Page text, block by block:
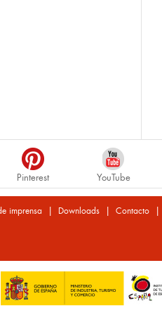
Pinterest YouTube
imprensa | Downloads | Contacto |